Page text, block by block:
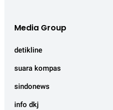
Media Group
detikline
suara kompas
sindonews
info dkj